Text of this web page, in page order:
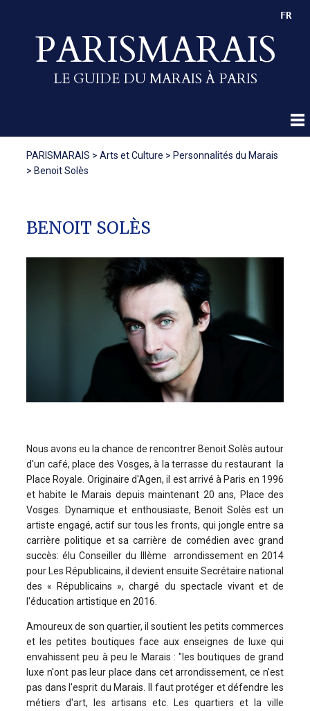
PARISMARAIS
LE GUIDE DU MARAIS À PARIS
FR
PARISMARAIS > Arts et Culture > Personnalités du Marais
> Benoit Solès
BENOIT SOLÈS
Nous avons eu la chance de rencontrer Benoit Solès autour
d'un café, place des Vosges, à la terrasse du restaurant la
Place Royale. Originaire d'Agen, il est arrivé à Paris en 1996
et habite le Marais depuis maintenant 20 ans, Place des
Vosges. Dynamique et enthousiaste, Benoit Solès est un
artiste engagé, actif sur tous les fronts, qui jongle entre sa
carrière politique et sa carrière de comédien avec grand
succès: élu Conseiller du IIIème arrondissement en 2014
pour Les Républicains, il devient ensuite Secrétaire national
des « Républicains », chargé du spectacle vivant et de
l'éducation artistique en 2016.
Amoureux de son quartier, il soutient les petits commerces
et les petites boutiques face aux enseignes de luxe qui
envahissent peu à peu le Marais : "les boutiques de grand
luxe n'ont pas leur place dans cet arrondissement, ce n'est
pas dans l'esprit du Marais. Il faut protéger et défendre les
métiers d'art, les artisans etc. Les quartiers et la ville